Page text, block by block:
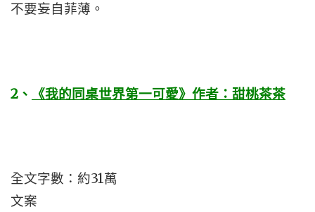
不要妄自菲薄。
2 、 《我的同桌世界第一可愛》作者：甜桃茶茶
全文字數：約31萬
文案